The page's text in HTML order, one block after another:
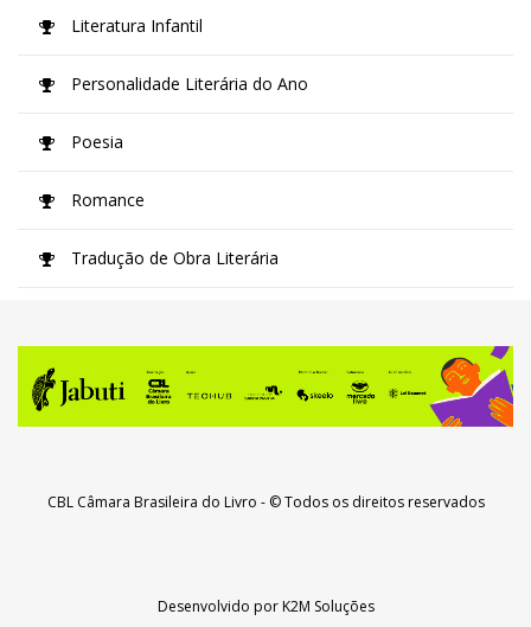
Literatura Infantil
Personalidade Literária do Ano
Poesia
Romance
Tradução de Obra Literária
CBL Câmara Brasileira do Livro - © Todos os direitos reservados
Desenvolvido porK2M Soluções